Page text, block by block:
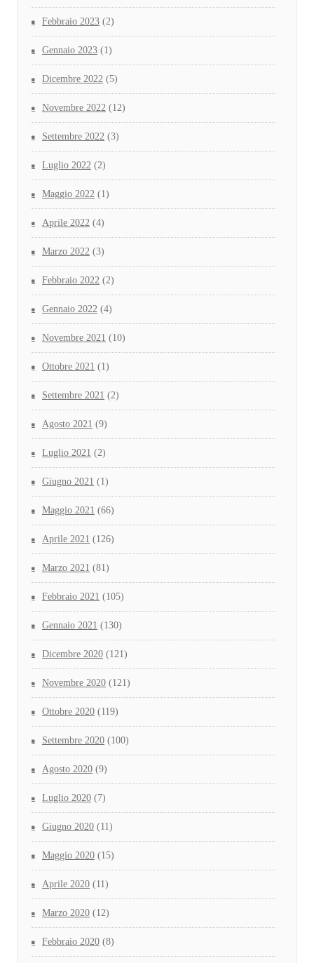
Febbraio 2023 (2)
Gennaio 2023 (1)
Dicembre 2022 (5)
Novembre 2022 (12)
Settembre 2022 (3)
Luglio 2022 (2)
Maggio 2022 (1)
Aprile 2022 (4)
Marzo 2022 (3)
Febbraio 2022 (2)
Gennaio 2022 (4)
Novembre 2021 (10)
Ottobre 2021 (1)
Settembre 2021 (2)
Agosto 2021 (9)
Luglio 2021 (2)
Giugno 2021 (1)
Maggio 2021 (66)
Aprile 2021 (126)
Marzo 2021 (81)
Febbraio 2021 (105)
Gennaio 2021 (130)
Dicembre 2020 (121)
Novembre 2020 (121)
Ottobre 2020 (119)
Settembre 2020 (100)
Agosto 2020 (9)
Luglio 2020 (7)
Giugno 2020 (11)
Maggio 2020 (15)
Aprile 2020 (11)
Marzo 2020 (12)
Febbraio 2020 (8)